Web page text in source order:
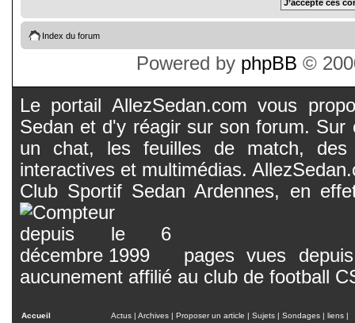
Index du forum
Powered by phpBB ©
Le portail AllezSedan.com vous
Sedan et d'y réagir sur son forum.
un chat, les feuilles de match, des
interactives et multimédias.
Club Sportif Sedan Ardennes, en
pages vues
aucunement affilié au club de football
Accueil Actus | Archives | Proposer un article | Sujets | Sondages | liens |